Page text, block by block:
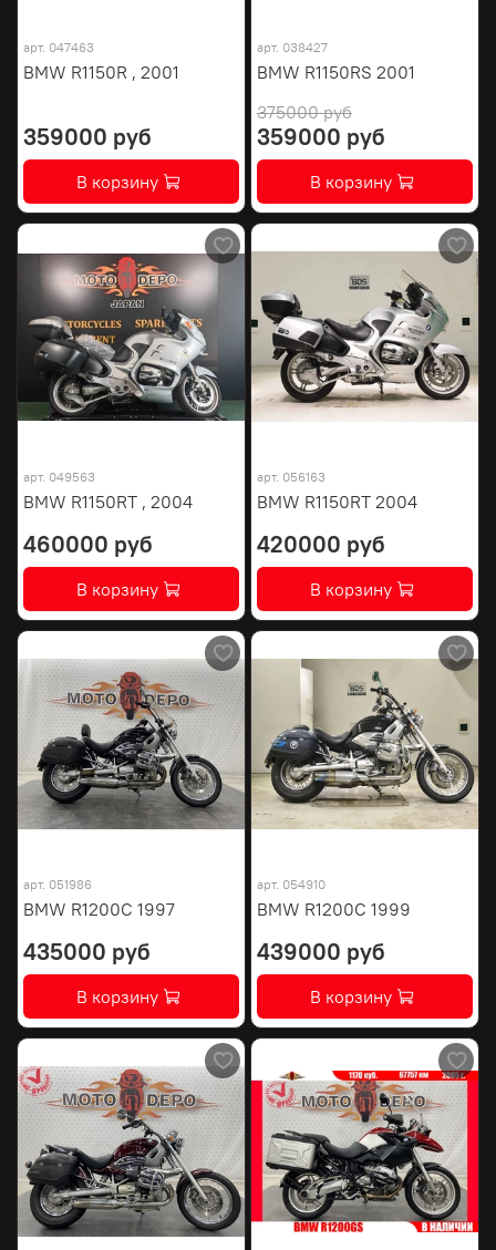
арт. 047463
BMW R1150R , 2001
359000 руб
В корзину
арт. 038427
BMW R1150RS 2001
375000 руб
359000 руб
В корзину
арт. 049563
BMW R1150RT , 2004
460000 руб
В корзину
арт. 056163
BMW R1150RT 2004
420000 руб
В корзину
арт. 051986
BMW R1200C 1997
435000 руб
В корзину
арт. 054910
BMW R1200C 1999
439000 руб
В корзину